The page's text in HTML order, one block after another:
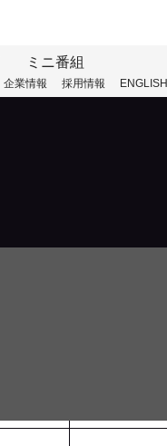
ミニ番組
企業情報 採用情報 ENGLISH